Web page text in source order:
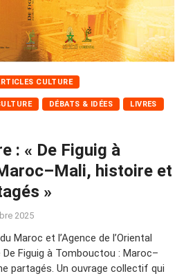
CULTURE
DÉBATS & IDÉES LIVRES
: « De Figuig à
histoire et
»
2025
Maroc et l’Agence de l’Oriental
Figuig à Tombouctou : Maroc–
partagés. Un ouvrage collectif qui